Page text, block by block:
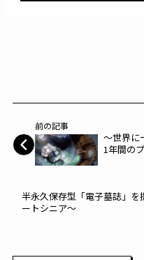
前の記事
〜世界に
1年間の
半永久保存型「電子墓誌」を
ートシニア～